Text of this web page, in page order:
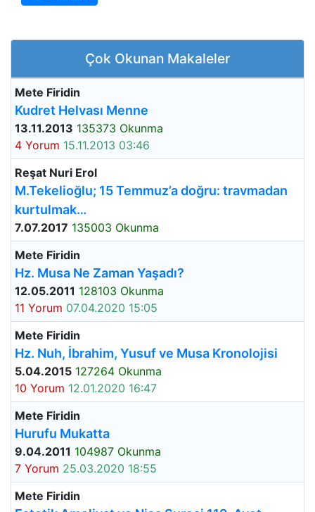
Çok Okunan Makaleler
Mete Firidin
Kudret Helvası Menne
13.11.2013 135373 Okunma
4 Yorum 15.11.2013 03:46
Reşat Nuri Erol
M.Tekelioğlu; 15 Temmuz’a doğru: travmadan
kurtulmak…
7.07.2017 135003 Okunma
Mete Firidin
Hz. Musa Ne Zaman Yaşadı?
12.05.2011 128103 Okunma
11 Yorum 07.04.2020 15:05
Mete Firidin
Hz. Nuh, İbrahim, Yusuf ve Musa Kronolojisi
5.04.2015 127264 Okunma
10 Yorum 12.01.2020 16:47
Mete Firidin
Hurufu Mukatta
9.04.2011 104987 Okunma
7 Yorum 25.03.2020 18:55
Mete Firidin